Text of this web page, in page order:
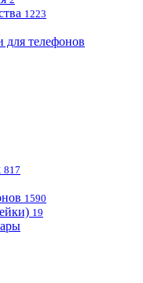
1223
для телефонов
817
1590
19